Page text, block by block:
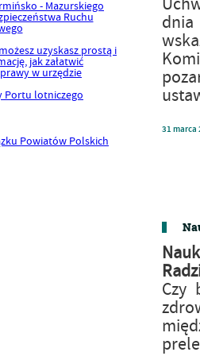
dnia
31 marca
Czy